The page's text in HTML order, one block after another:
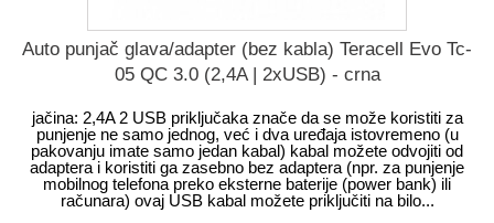
Auto punjač glava/adapter (bez kabla) Teracell Evo Tc-
05 QC 3.0 (2,4A | 2xUSB) - crna
jačina: 2,4A 2 USB priključaka znače da se može koristiti za
punjenje ne samo jednog, već i dva uređaja istovremeno (u
pakovanju imate samo jedan kabal) kabal možete odvojiti od
adaptera i koristiti ga zasebno bez adaptera (npr. za punjenje
mobilnog telefona preko eksterne baterije (power bank) ili
računara) ovaj USB kabal možete priključiti na bilo...